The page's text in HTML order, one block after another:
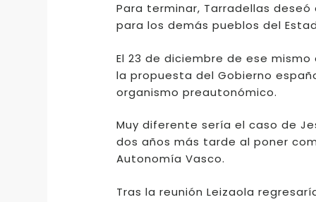
Para terminar, Tarradellas
para los demás pueblos del
El 23 de diciembre de ese
la propuesta del Gobierno
organismo preautonómico.
Muy diferente sería el caso de
dos años más tarde al poner
Autonomía Vasco.
Tras la reunión Leizaola